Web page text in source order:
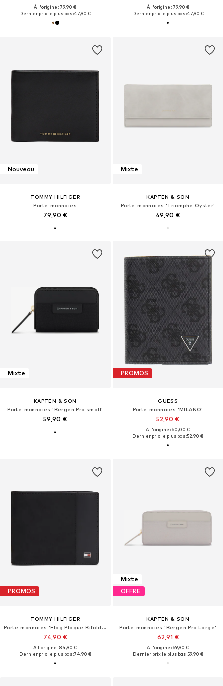
À l'origine : 79,90 €
Dernier prix le plus bas :47,90 €
À l'origine : 79,90 €
Dernier prix le plus bas :47,90 €
Nouveau
TOMMY HILFIGER
Porte-monnaies
79,90 €
Mixte
KAPTEN & SON
Porte-monnaies 'Triomphe Oyster'
49,90 €
Mixte
KAPTEN & SON
Porte-monnaies 'Bergen Pro small'
59,90 €
PROMOS
GUESS
Porte-monnaies 'MILANO'
52,90 €
À l'origine : 60,00 €
Dernier prix le plus bas :52,90 €
PROMOS
TOMMY HILFIGER
Porte-monnaies 'Flag Plaque Bifold Flap'
74,90 €
À l'origine : 84,90 €
Dernier prix le plus bas :74,90 €
Mixte
OFFRE
KAPTEN & SON
Porte-monnaies 'Bergen Pro Large'
62,91 €
À l'origine : 69,90 €
Dernier prix le plus bas :59,90 €